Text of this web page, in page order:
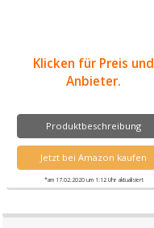
Klicken für Preis und
Anbieter.
Produktbeschreibung
Jetzt bei Amazon kaufen
*am 17.02.2020 um 1:12 Uhr aktualisiert